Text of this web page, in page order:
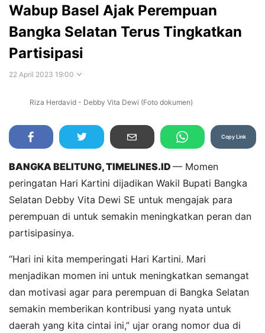
Wabup Basel Ajak Perempuan
Bangka Selatan Terus Tingkatkan
Partisipasi
22 April 2023 19:00
Riza Herdavid - Debby Vita Dewi (Foto dokumen)
Copy Link
BANGKA BELITUNG, TIMELINES.ID — Momen
peringatan Hari Kartini dijadikan Wakil Bupati Bangka
Selatan Debby Vita Dewi SE untuk mengajak para
perempuan di untuk semakin meningkatkan peran dan
partisipasinya.
“Hari ini kita memperingati Hari Kartini. Mari
menjadikan momen ini untuk meningkatkan semangat
dan motivasi agar para perempuan di Bangka Selatan
semakin memberikan kontribusi yang nyata untuk
daerah yang kita cintai ini,” ujar orang nomor dua di